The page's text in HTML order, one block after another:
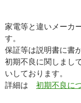
家電等と違いメーカ
す。
保証等は説明書に書
初期不良に関しまし
いしております。
詳細は 初期不良に